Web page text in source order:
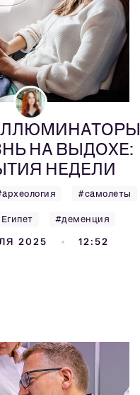
НА ВЫДОХЕ:
НЕДЕЛИ
#самолеты
#деменция
2025 12:52